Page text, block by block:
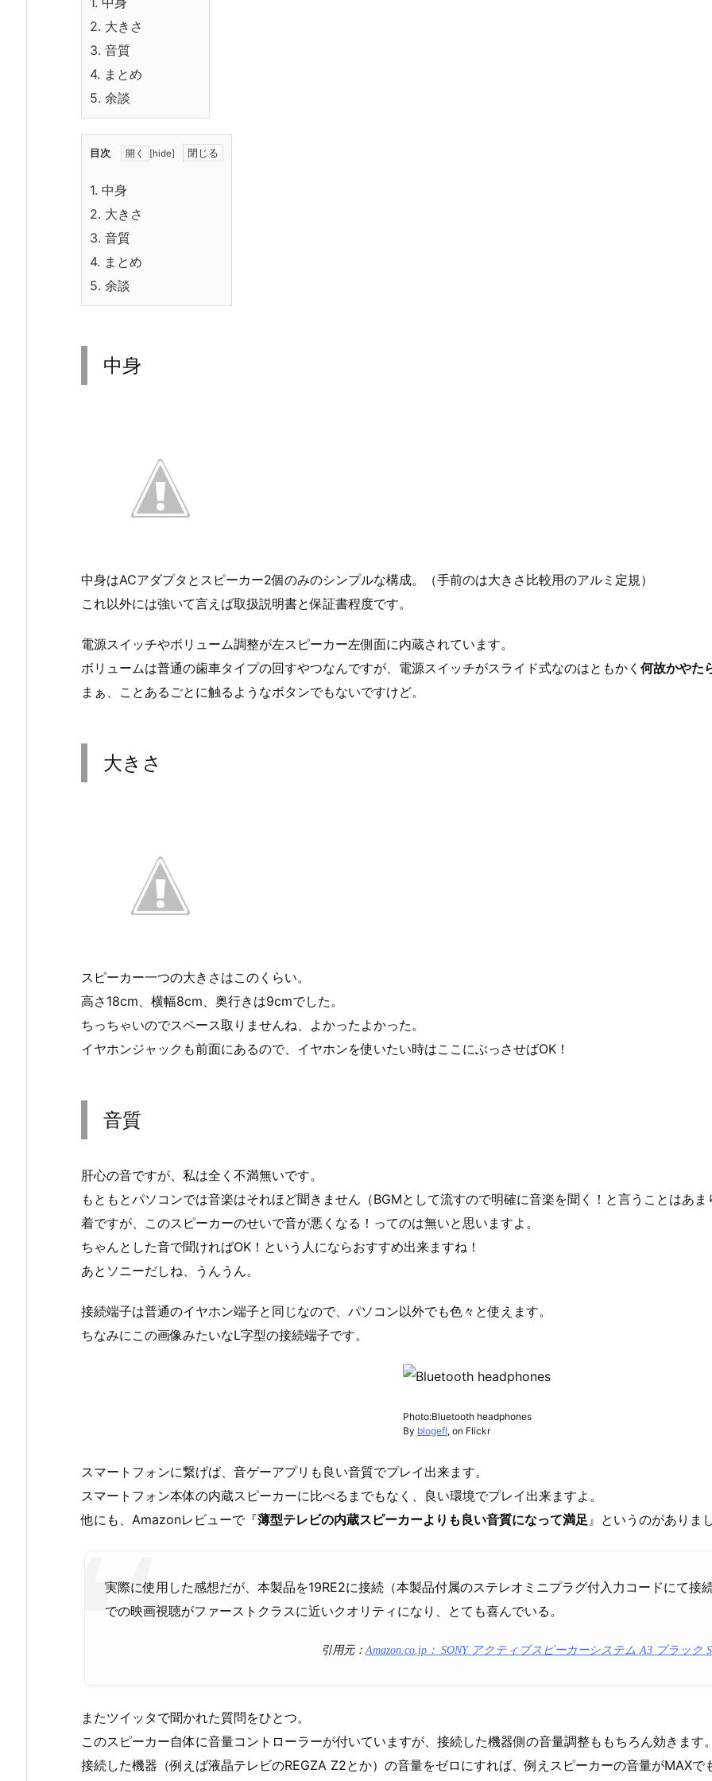
2. 大きさ
3. 音質
4. まとめ
5. 余談
目次 [hide]
1. 中身
2. 大きさ
3. 音質
4. まとめ
5. 余談
中身
中身はACアダプタとスピーカー2個のみのシンプルな構成。（手前のは大きさ比較用のアルミ定規）
これ以外には強いて言えば取扱説明書と保証書程度です。
電源スイッチやボリューム調整が左スピーカー左側面に内蔵されています。
ボリュームは普通の歯車タイプの回すやつなんですが、電源スイッチがスライド式なのはともかく 何故かやた
まぁ、ことあるごとに触るようなボタンでもないですけど。
大きさ
スピーカー一つの大きさはこのくらい。
高さ18cm、横幅8cm、奥行きは9cmでした。
ちっちゃいのでスペース取りませんね、よかったよかった。
イヤホンジャックも前面にあるので、イヤホンを使いたい時はここにぶっさせばOK！
音質
肝心の音ですが、私は全く不満無いです。
もともとパソコンでは音楽はそれほど聞きません（BGMとして流すので明確に音楽を聞く！と言うことはあ
着ですが、このスピーカーのせいで音が悪くなる！ってのは無いと思いますよ。
ちゃんとした音で聞ければOK！という人にならおすすめ出来ますね！
あとソニーだしね、うんうん。
接続端子は普通のイヤホン端子と同じなので、パソコン以外でも色々と使えます。
ちなみにこの画像みたいなL字型の接続端子です。
Photo:Bluetooth headphones
By blogefl, on Flickr
スマートフォンに繋げば、音ゲーアプリも良い音質でプレイ出来ます。
スマートフォン本体の内蔵スピーカーに比べるまでもなく、良い環境でプレイ出来ますよ。
他にも、Amazonレビューで『薄型テレビの内蔵スピーカーよりも良い音質になって満足 』というのがありま
実際に使用した感想だが、本製品を19RE2に接続（本製品付属のステレオミニプラグ付入力コードにて接
での映画視聴がファーストクラスに近いクオリティになり、とても喜んでいる。
引用元：Amazon.co.jp： SONY アクティブスピーカーシステム A3 ブラッ
またツイッタで聞かれた質問をひとつ。
このスピーカー自体に音量コントローラーが付いていますが、接続した機器側の音量調整ももちろん効きます。
接続した機器（例えば液晶テレビのREGZA Z2とか）の音量をゼロにすれば、例えスピーカーの音量がMAXで